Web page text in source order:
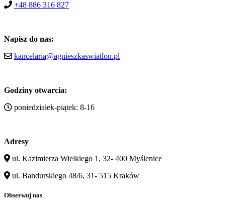
+48 886 316 827
Napisz do nas:
kancelaria@agnieszkaswiatlon.pl
Godziny otwarcia:
poniedziałek-piątek: 8-16
Adresy
ul. Kazimierza Wielkiego 1, 32- 400 Myślenice
ul. Bandurskiego 48/6, 31- 515 Kraków
Obserwuj nas